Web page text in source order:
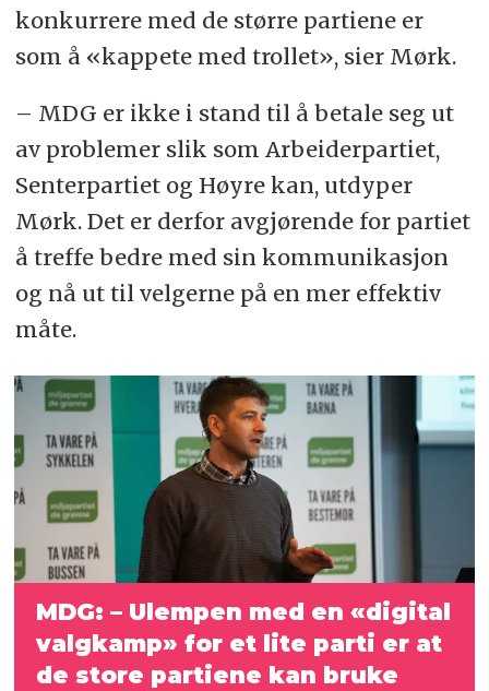
konkurrere med de større partiene er
som å «kappete med trollet», sier Mørk.
– MDG er ikke i stand til å betale seg ut
av problemer slik som Arbeiderpartiet,
Senterpartiet og Høyre kan, utdyper
Mørk. Det er derfor avgjørende for partiet
å treffe bedre med sin kommunikasjon
og nå ut til velgerne på en mer effektiv
måte.
MDG: – Ulempen med en «digital
valgkamp» for et lite parti er at
de store partiene kan bruke